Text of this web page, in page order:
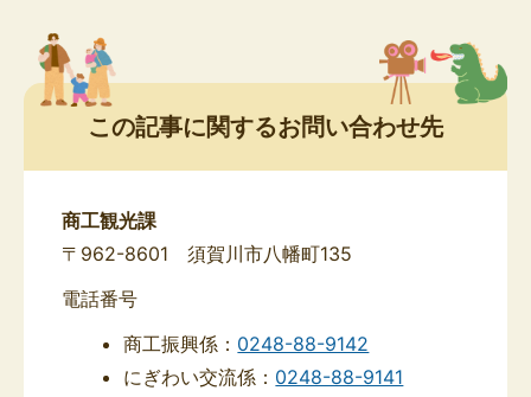
この記事に関するお問い合わせ先
商工観光課
〒962-8601 須賀川市八幡町135
電話番号
商工振興係： 0248-88-9142
にぎわい交流係： 0248-88-9141